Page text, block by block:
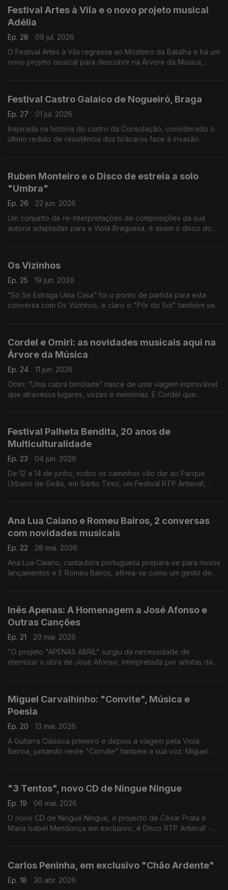
Festival Artes à Vila e o novo projeto musical
Adélia
Ep. 28
09 jul. 2026
O Festival Artes à Vila regressa ao Mosteiro da Batalha e há um
novo projeto musical para descobrir na Árvore da Música,
Festival Castro Galaico de Nogueiró, Braga
Ep. 27
01 jul. 2026
Inspirada na história do castro da Consolação, considerado o
último reduto de resistência dos brácaros face à invasão
Ruben Monteiro e o Disco de estreia a solo
"Umbra"
Ep. 26
22 jun. 2026
Um conjunto de re-interpretações de composições da sua
autoria adaptadas para a Viola Braguesa, é assim o disco do
Os Vizinhos
Ep. 25
19 jun. 2026
“Só Se Estraga Uma Casa” foi o ponto de partida para esta
conversa com Os Vizinhos, e claro o "Pôr do Sol" também se
Cordel e Omiri: as novidades musicais aqui na
Árvore da Música
Ep. 24
11 jun. 2026
Omiri: “Uma cabra birrolada” nasce de uma viagem improvável
que atravessa lugares, vozes e memórias. E Cordel que
Festival Palheta Bendita, 20 anos de
Multiculturalidade
Ep. 23
04 jun. 2026
De 12 a 14 de junho, todos os caminhos vão dar ao Parque
Urbano de Geão, em Santo Tirso, um Festival RTP Antena1,
Ana Lua Caiano e Romeu Bairos, 2 conversas
com novidades musicais
Ep. 22
28 mai. 2026
Ana Lua Caiano, cantautora portuguesa prepara-se para novos
lançamentos e E Romeu Bairos, afirma-se como um gesto de
Inês Apenas: A Homenagem a José Afonso e
Outras Canções
Ep. 21
20 mai. 2026
"O projeto "APENAS ABRIL" surgiu da necessidade de
eternizar a obra de José Afonso, interpretada por artistas da
Miguel Carvalhinho: "Convite", Música e
Poesia
Ep. 20
13 mai. 2026
A Guitarra Clássica primeiro e depois a viagem pela Viola
Beiroa, juntando neste "Convite" também a sua voz: Miguel
"3 Tentos", novo CD de Ningue Ningue
Ep. 19
06 mai. 2026
O novo CD de Ningue Ningue, o projecto de César Prata e
Maria Isabel Mendonça em exclusivo, é Disco RTP Antena1 -
Carlos Peninha, em exclusivo "Chão Ardente"
Ep. 18
30 abr. 2026